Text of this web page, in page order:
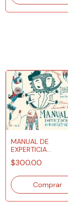
MANUAL DE
EXPERTICIA
DIBUJÍSTICA
$300.00